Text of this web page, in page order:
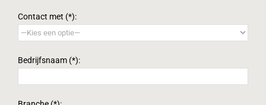
Contact met (*):
Bedrijfsnaam (*):